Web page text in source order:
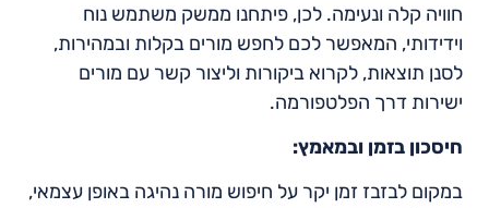
חוויה קלה ונעימה. לכן, פיתחנו ממשק משתמש נוח
וידידותי, המאפשר לכם לחפש מורים בקלות ובמהירות,
לסנן תוצאות, לקרוא ביקורות וליצור קשר עם מורים
ישירות דרך הפלטפורמה.
חיסכון בזמן ובמאמץ:
במקום לבזבז זמן יקר על חיפוש מורה נהיגה באופן עצמאי,